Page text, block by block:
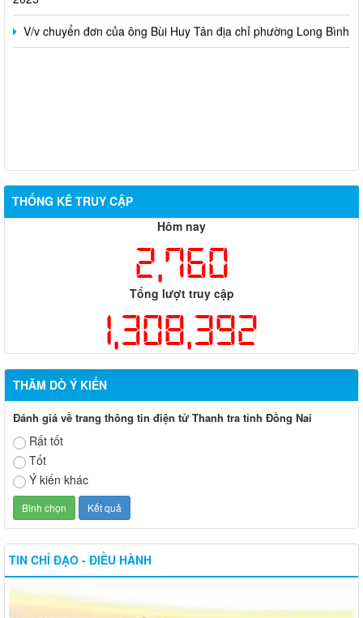
V/v chuyển đơn của ông Bùi Huy Tân địa chỉ phường Long Bình
THỐNG KÊ TRUY CẬP
Hôm nay
2,760
Tổng lượt truy cập
1,308,392
THĂM DÒ Ý KIẾN
Đánh giá về trang thông tin điện tử Thanh tra tỉnh Đồng Nai
Rất tốt
Tốt
Ý kiến khác
TIN CHỈ ĐẠO - ĐIỀU HÀNH